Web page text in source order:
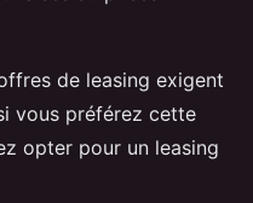
de leasing exigent
vous préférez cette
opter pour un leasing